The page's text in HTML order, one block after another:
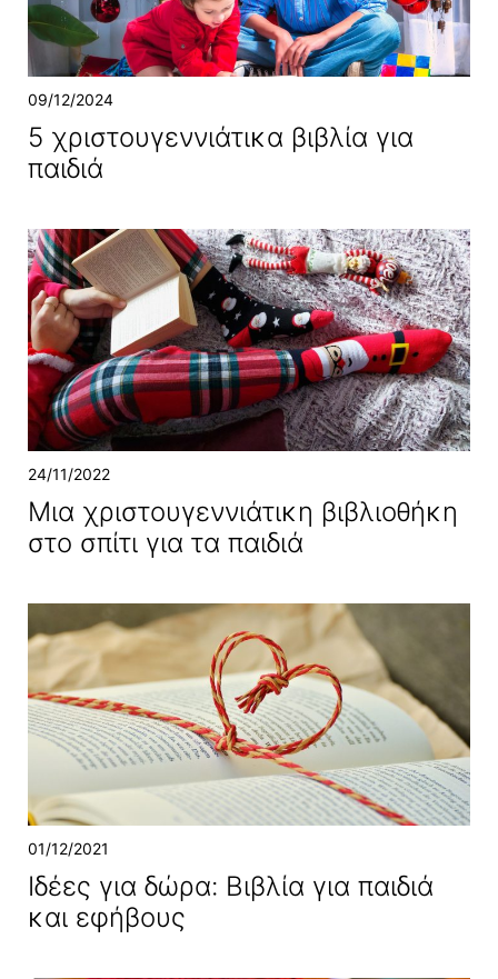
09/12/2024
5 χριστουγεννιάτικα βιβλία για
παιδιά
24/11/2022
Μια χριστουγεννιάτικη βιβλιοθήκη
στο σπίτι για τα παιδιά
01/12/2021
Ιδέες για δώρα: Βιβλία για παιδιά
και εφήβους